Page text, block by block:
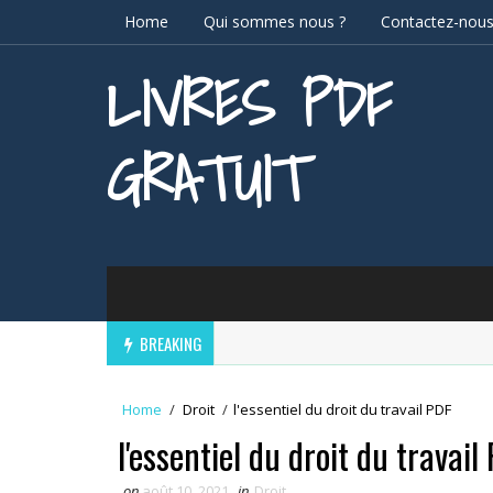
Home Qui sommes nous ? Contactez-nous
LIVRES PDF
GRATUIT
BREAKING
Home / Droit / l'essentiel du droit du travail PDF
l'essentiel du droit du travail